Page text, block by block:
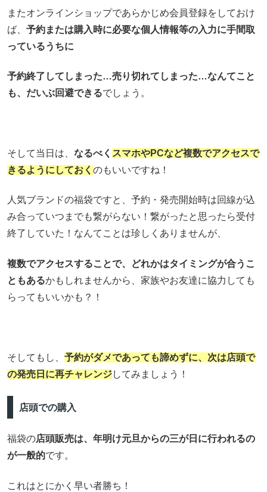
またオンラインショップであらかじめ会員登録をしておけ
ば、 予約または購入時に必要な個人情報等の入力に手間取
っているうちに
予約終了してしまった…売り切れてしまった…なんてこと
も、だいぶ回避できるでしょう。
そして当日は、 なるべく スマホやPCなど複数でアクセスで
きるようにしておく のもいいですね！
人気ブランドの福袋ですと、予約・発売開始時は回線が込
み合っていつまでも繋がらない！繋がったと思ったら受付
終了していた！なんてことは珍しくありませんが、
複数でアクセスすることで、どれかはタイミングが合うこ
ともあるかもしれませんから、家族やお友達に協力しても
らってもいいかも？！
そしてもし、 予約がダメであっても諦めずに、次は店頭で
の発売日に再チャレンジしてみましょう！
店頭での購入
福袋の店頭販売は、年明け元旦からの三が日に行われるの
が一般的です。
これはとにかく早い者勝ち！